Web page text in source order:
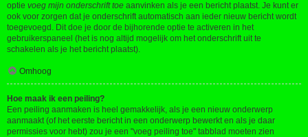
optie voeg mijn onderschrift toe aanvinken als je een bericht plaatst. Je kunt er
ook voor zorgen dat je onderschrift automatisch aan ieder nieuw bericht wordt
toegevoegd. Dit doe je door de bijhorende optie te activeren in het
gebruikerspaneel (het is nog altijd mogelijk om het onderschrift uit te
schakelen als je het bericht plaatst).
Omhoog
Hoe maak ik een peiling?
Een peiling aanmaken is heel gemakkelijk, als je een nieuw onderwerp
aanmaakt (of het eerste bericht in een onderwerp bewerkt en als je daar
permissies voor hebt) zou je een "voeg peiling toe" tabblad moeten zien